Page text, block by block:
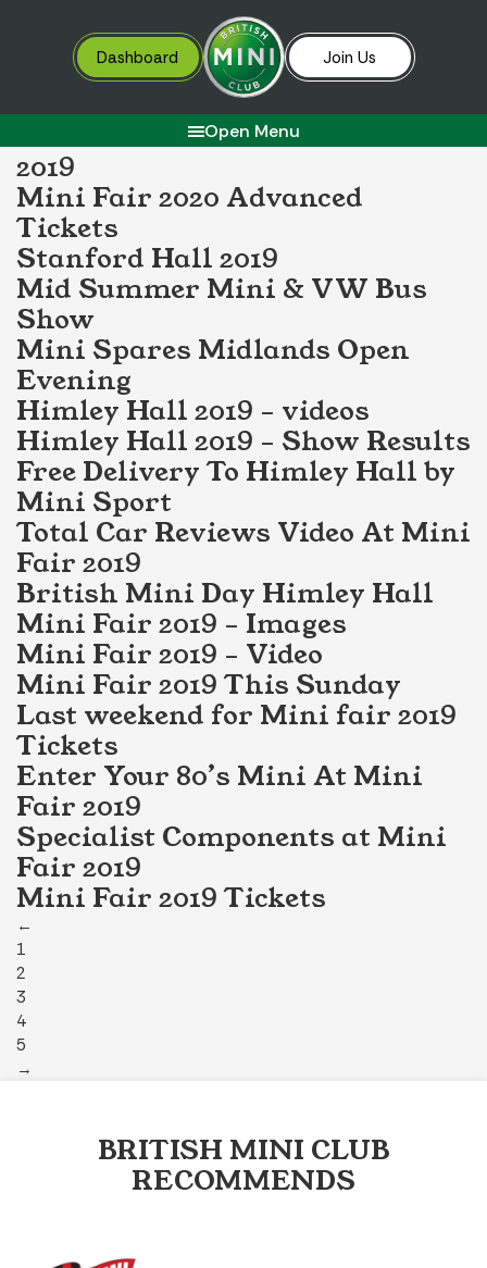
Join Us
Dashboard
Open Menu
Mini Fair 2020 – 3 Reveals
Mini Fair 2020 – Latest News
MINI GP3 Debut at Mini Fair
2020
Loudest Exhaust at Mini Fest
2019
Mini Fair 2020 Advanced
Tickets
Stanford Hall 2019
Mid Summer Mini & VW Bus
Show
Mini Spares Midlands Open
Evening
Himley Hall 2019 – videos
Himley Hall 2019 – Show Results
Free Delivery To Himley Hall by
Mini Sport
Total Car Reviews Video At Mini
Fair 2019
British Mini Day Himley Hall
Mini Fair 2019 – Images
Mini Fair 2019 – Video
Mini Fair 2019 This Sunday
Last weekend for Mini fair 2019
Tickets
Enter Your 80’s Mini At Mini
Fair 2019
Specialist Components at Mini
Fair 2019
Mini Fair 2019 Tickets
←
1
2
3
4
5
→
BRITISH MINI CLUB
RECOMMENDS